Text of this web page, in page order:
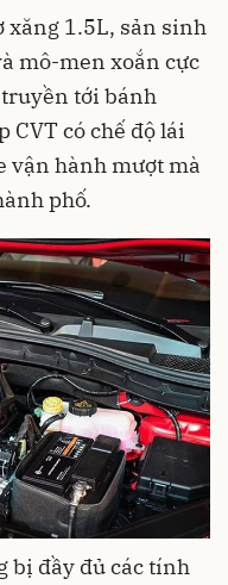
xăng 1.5L, sản sinh
mô-men xoắn cực
tới bánh
CVT có chế độ lái
vận hành mượt mà
phố.
bị đầy đủ các tính